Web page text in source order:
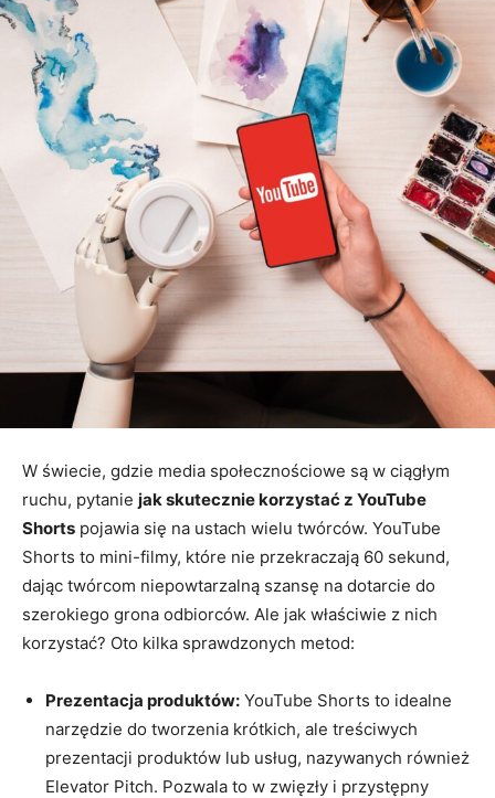
W świecie, gdzie media społecznościowe są w ciągłym
ruchu, pytanie jak skutecznie korzystać z YouTube
Shorts pojawia się na ustach wielu twórców. YouTube
Shorts to mini-filmy, które nie przekraczają 60 sekund,
dając twórcom niepowtarzalną szansę na dotarcie do
szerokiego grona odbiorców. Ale jak właściwie z nich
korzystać? Oto kilka sprawdzonych metod:
Prezentacja produktów: YouTube Shorts to idealne
narzędzie do tworzenia krótkich, ale treściwych
prezentacji produktów lub usług, nazywanych również
Elevator Pitch. Pozwala to w zwięzły i przystępny